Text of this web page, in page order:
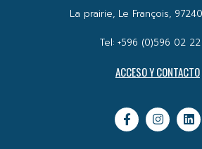
La prairie, Le François,
Tel: +596 (0)596 02
ACCESO Y CONTACTO